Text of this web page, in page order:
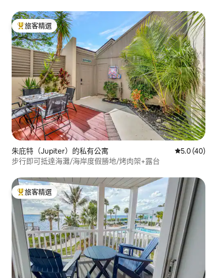
旅客精選榜首
旅客精選
朱庇特（Jupiter）的私有公寓 從 40 則評
5.0 (40)
步行即可抵達海灘/海岸度假勝地/烤肉架+露台
旅客精選榜首
旅客精選